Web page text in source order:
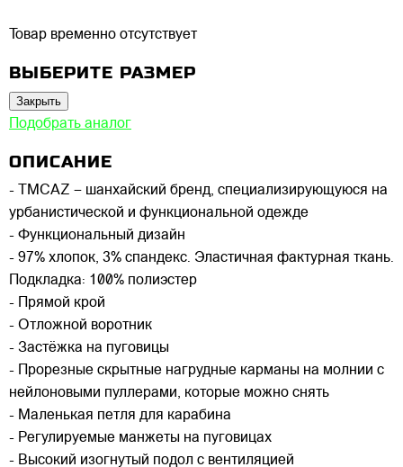
Товар временно отсутствует
ВЫБЕРИТЕ РАЗМЕР
Закрыть
Подобрать аналог
ОПИСАНИЕ
- TMCAZ – шанхайский бренд, специализирующуюся на
урбанистической и функциональной одежде
- Функциональный дизайн
- 97% хлопок, 3% спандекс. Эластичная фактурная ткань.
Подкладка: 100% полиэстер
- Прямой крой
- Отложной воротник
- Застёжка на пуговицы
- Прорезные скрытные нагрудные карманы на молнии с
нейлоновыми пуллерами, которые можно снять
- Маленькая петля для карабина
- Регулируемые манжеты на пуговицах
- Высокий изогнутый подол с вентиляцией